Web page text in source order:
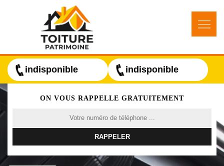
indisponible indisponible
ON VOUS RAPPELLE GRATUITEMENT